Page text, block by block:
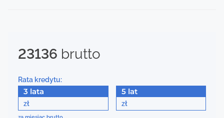
23136 brutto
Rata kredytu:
3 lata
zł
5 lat
zł